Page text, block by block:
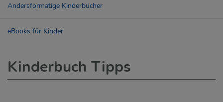
Andersformatige Kinderbücher
eBooks für Kinder
Kinderbuch Tipps